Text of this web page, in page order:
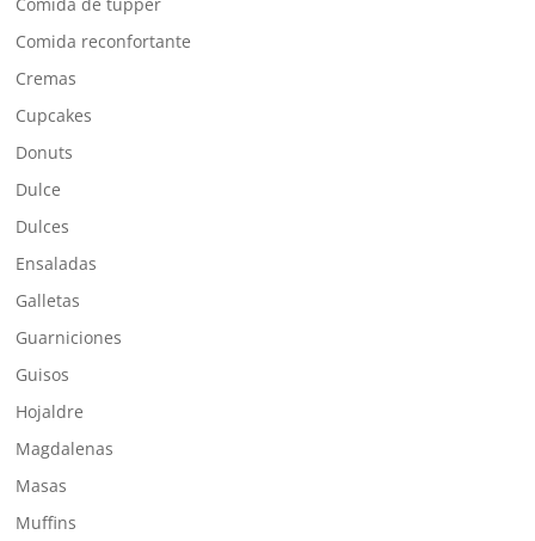
Comida de tupper
Comida reconfortante
Cremas
Cupcakes
Donuts
Dulce
Dulces
Ensaladas
Galletas
Guarniciones
Guisos
Hojaldre
Magdalenas
Masas
Muffins